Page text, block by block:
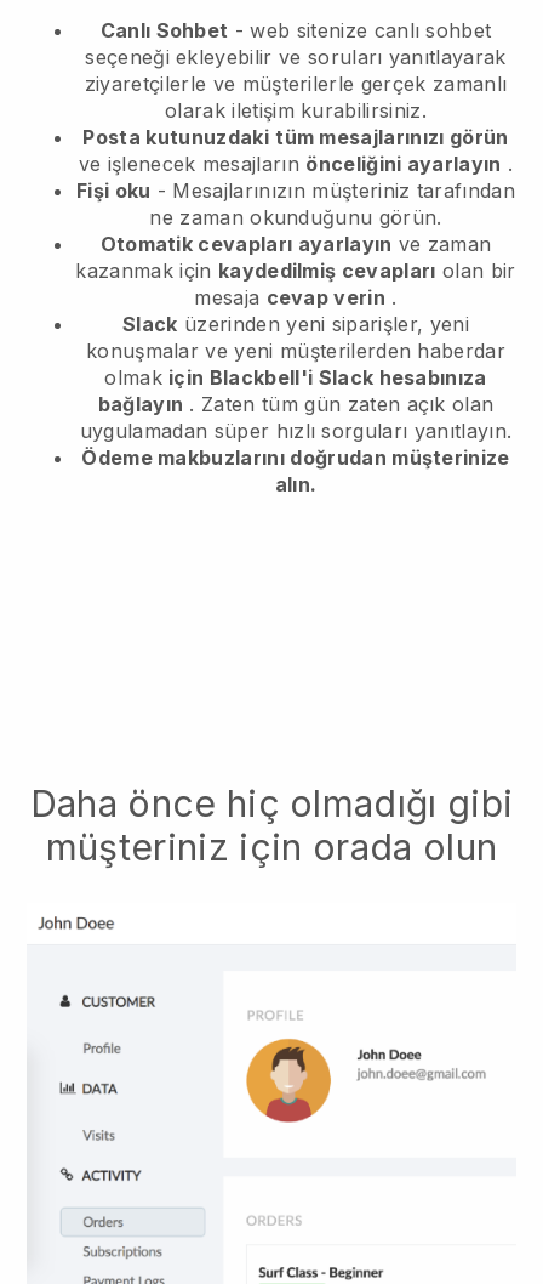
Canlı Sohbet - web sitenize canlı sohbet
seçeneği ekleyebilir ve soruları yanıtlayarak
ziyaretçilerle ve müşterilerle gerçek zamanlı
olarak iletişim kurabilirsiniz.
Posta kutunuzdaki tüm mesajlarınızı görün
ve işlenecek mesajların önceliğini ayarlayın .
Fişi oku - Mesajlarınızın müşteriniz tarafından
ne zaman okunduğunu görün.
Otomatik cevapları ayarlayın ve zaman
kazanmak için kaydedilmiş cevapları olan bir
mesaja cevap verin .
Slack üzerinden yeni siparişler, yeni
konuşmalar ve yeni müşterilerden haberdar
olmak için Blackbell'i Slack hesabınıza
bağlayın . Zaten tüm gün zaten açık olan
uygulamadan süper hızlı sorguları yanıtlayın.
Ödeme makbuzlarını doğrudan müşterinize
alın.
Daha önce hiç olmadığı gibi
müşteriniz için orada olun